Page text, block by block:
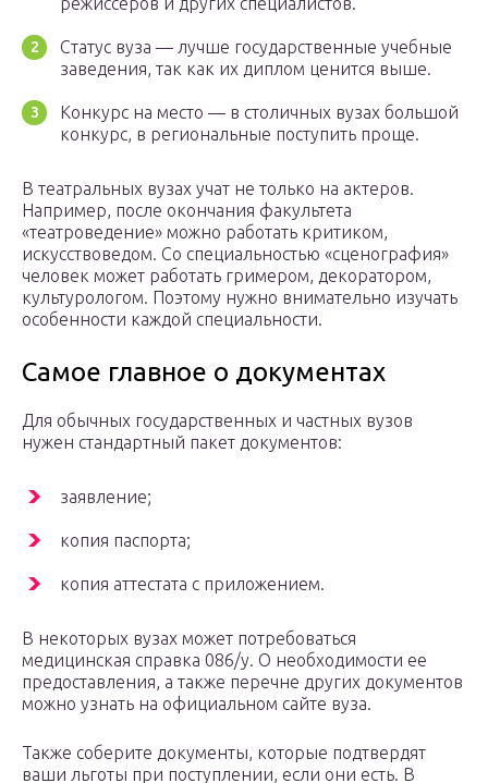
Статус вуза — лучше государственные учебные
заведения, так как их диплом ценится выше.
Конкурс на место — в столичных вузах большой
конкурс, в региональные поступить проще.
В театральных вузах учат не только на актеров.
Например, после окончания факультета
«театроведение» можно работать критиком,
искусствоведом. Со специальностью «сценография»
человек может работать гримером, декоратором,
культурологом. Поэтому нужно внимательно изучать
особенности каждой специальности.
Самое главное о документах
Для обычных государственных и частных вузов
нужен стандартный пакет документов:
заявление;
копия паспорта;
копия аттестата с приложением.
В некоторых вузах может потребоваться
медицинская справка 086/у. О необходимости ее
предоставления, а также перечне других документов
можно узнать на официальном сайте вуза.
Также соберите документы, которые подтвердят
ваши льготы при поступлении, если они есть. В